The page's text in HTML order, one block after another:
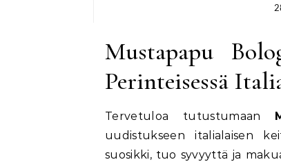
Mustapapu
Perinteisessä
Tervetuloa tutustumaan
uudistukseen italialaisen
suosikki, tuo syvyyttä ja